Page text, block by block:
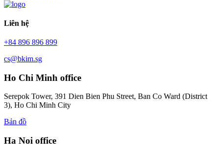
Liên hệ
+84 896 896 899
cs@bkim.sg
Ho Chi Minh office
Serepok Tower, 391 Dien Bien Phu Street, Ban Co Ward (District
3), Ho Chi Minh City
Bản đồ
Ha Noi office